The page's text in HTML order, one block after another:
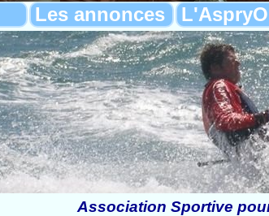
Les annonces
Association Sportive